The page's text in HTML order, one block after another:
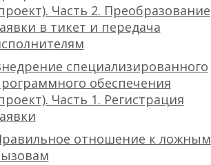
Часть 2. Преобразование
в тикет и передача
специализированного
обеспечения
Часть 1. Регистрация
отношение к ложным